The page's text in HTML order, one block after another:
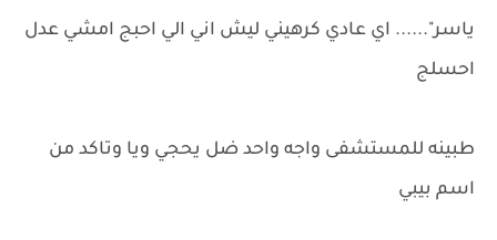
ياسر"...... اي عادي كرهيني ليش اني الي احبج امشي عدل
احسلج
طبينه للمستشفى واجه واحد ضل يحجي ويا وتاكد من
اسم بيبي